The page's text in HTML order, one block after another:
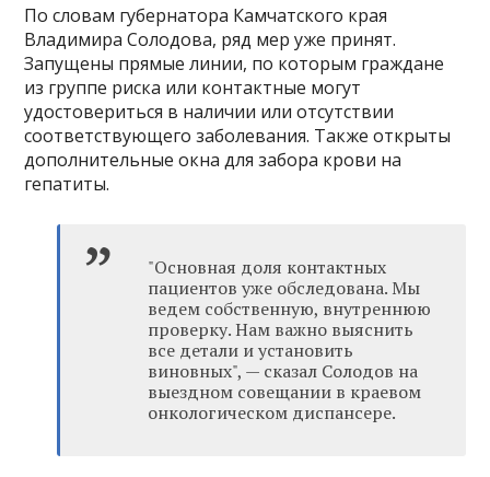
По словам губернатора Камчатского края
Владимира Солодова, ряд мер уже принят.
Запущены прямые линии, по которым граждане
из группе риска или контактные могут
удостовериться в наличии или отсутствии
соответствующего заболевания. Также открыты
дополнительные окна для забора крови на
гепатиты.
"Основная доля контактных
пациентов уже обследована. Мы
ведем собственную, внутреннюю
проверку. Нам важно выяснить
все детали и установить
виновных", — сказал Солодов на
выездном совещании в краевом
онкологическом диспансере.